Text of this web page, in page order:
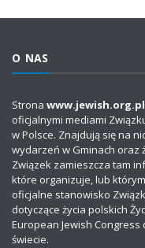
O NAS
Strona www.jewish.org.pl
oficjalnymi mediami
w Polsce. Znajdują się na
wydarzeń w Gminach oraz
Związek zamieszcza tam
które organizuje, lub
oficjalne stanowisko
dotyczące życia polskich
European Jewish Congress
świecie.